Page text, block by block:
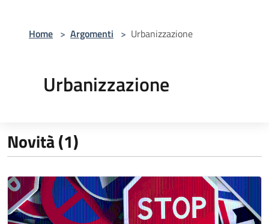
Home > Argomenti > Urbanizzazione
Urbanizzazione
Novità (1)